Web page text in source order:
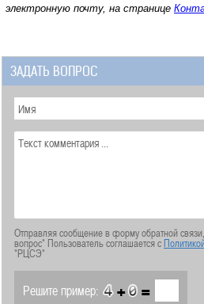
электронную почту, на странице
ЗАДАТЬ ВОПРОС
Отправляя сообщение в форму обратной
вопрос" Пользователь соглашается с
"РЦСЭ"
Решите пример: + =